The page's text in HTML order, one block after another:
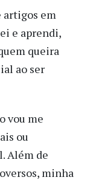
artigos em
e aprendi,
queira
ao ser
vou me
ou
Além de
minha